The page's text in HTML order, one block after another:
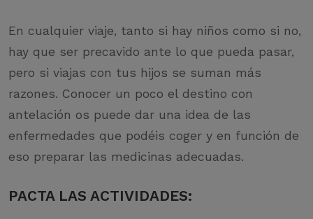
En cualquier viaje, tanto si hay niños como si no,
hay que ser precavido ante lo que pueda pasar,
pero si viajas con tus hijos se suman más
razones. Conocer un poco el destino con
antelación os puede dar una idea de las
enfermedades que podéis coger y en función de
eso preparar las medicinas adecuadas.
PACTA LAS ACTIVIDADES: